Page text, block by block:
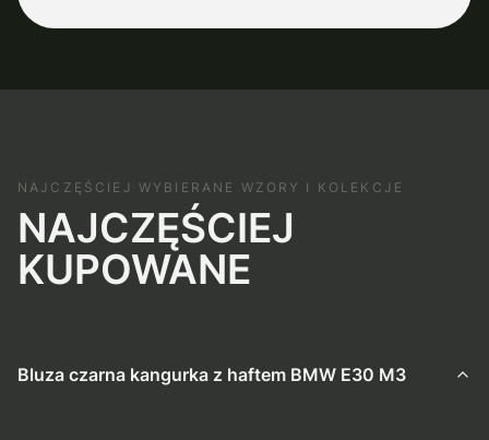
NAJCZĘŚCIEJ WYBIERANE WZORY I KOLEKCJE
NAJCZĘŚCIEJ
KUPOWANE
Bluza czarna kangurka z haftem BMW E30 M3